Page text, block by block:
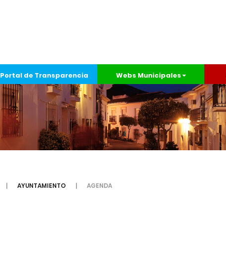
Portal de Transparencia Webs Municipales
AYUNTAMIENTO AGENDA